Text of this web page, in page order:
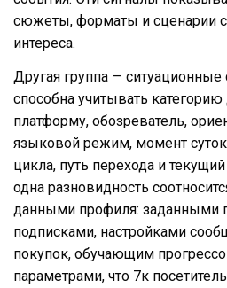
сюжеты, форматы и сценарии
интереса.
Другая группа —
способна учитывать
платформу, обозреватель,
языковой режим, момент
цикла, путь перехода и
одна разновидность
данными профиля: заданными
подписками, настройками
покупок, обучающим
параметрами, что 7к